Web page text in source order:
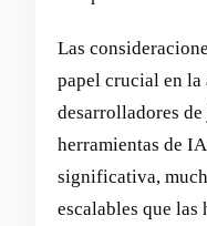
Las
papel crucial en la
desarrolladores
herramientas de
significativa,
escalables que las